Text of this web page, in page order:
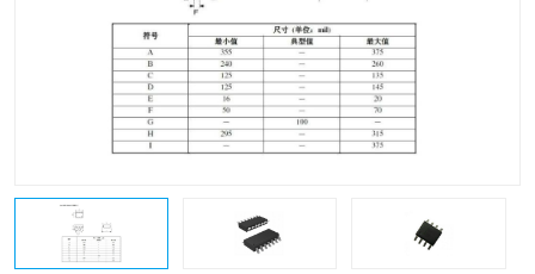
FT64F
FT61FC
FT60F011
FT61F022